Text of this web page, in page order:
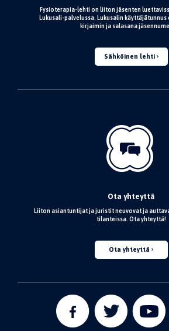
Fysioterapia-lehti on liiton jäsenten
Lukusali-palvelussa. Lukusalin käyttäjätunnus
kirjaimin ja salasana
Sähköinen lehti
Ota yhteyttä
Liiton asiantuntijat ja juristit neuvovat ja
tilanteissa. Ota yhteyttä!
Ota yhteyttä